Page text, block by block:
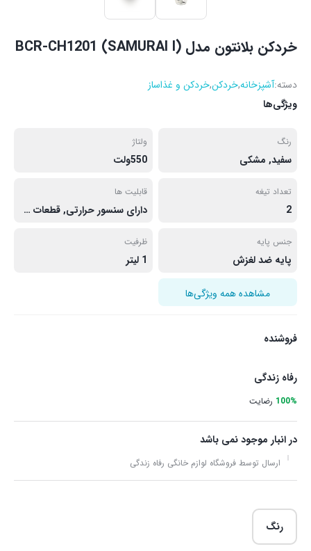
خردکن بلانتون مدل BCR-CH1201 (SAMURAI I)
دسته:آشپزخانه,خردکن,خردکن و غذاساز
ویژگی‌ها
رنگ
سفید, مشکی
ولتاژ
550ولت
تعداد تیغه
2
قابلیت ها
دارای سنسور حرارتی, قطعات جدا شونده, کاسه پیرکس
جنس پایه
پایه ضد لغزش
ظرفیت
1 لیتر
مشاهده همه ویژگی‌ها
فروشنده
رفاه زندگی
100% رضایت
در انبار موجود نمی باشد
ارسال توسط فروشگاه لوازم خانگی رفاه زندگی
رنگ